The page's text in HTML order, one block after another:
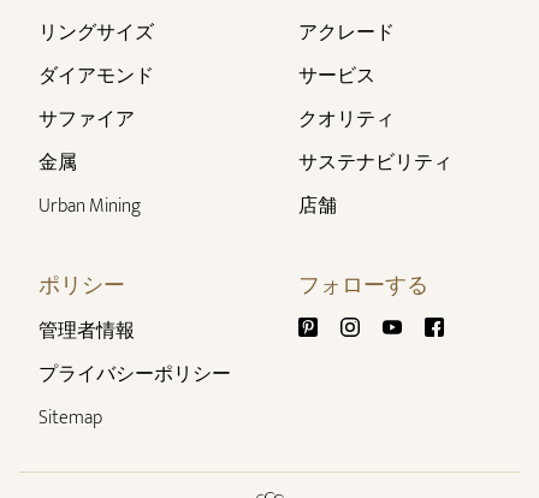
リングサイズ
ダイアモンド
サファイア
金属
Urban Mining
アクレード
サービス
クオリティ
サステナビリティ
店舗
ポリシー
管理者情報
プライバシーポリシー
Sitemap
フォローする